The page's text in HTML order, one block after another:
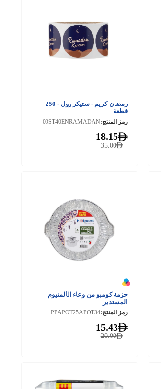
رمضان كريم - ستيكر رول - 250
قطعة
رمز المنتج:09ST40ENRAMADAN
35.00
18.15
حزمة كومبو من وعاء الألمنيوم
المستدير
رمز المنتج:PPAPOT25APOT34
20.00
15.43